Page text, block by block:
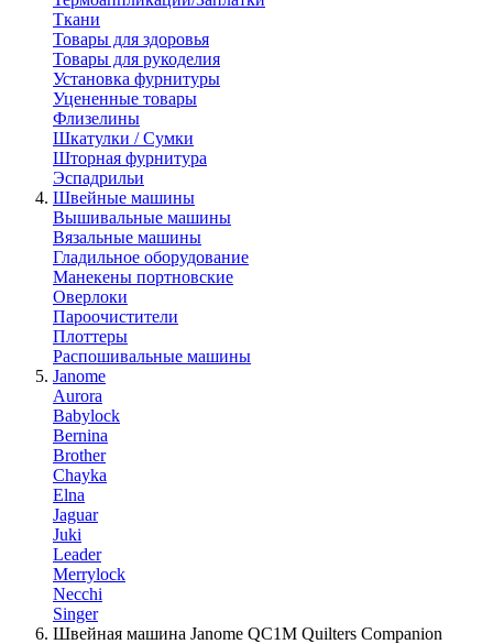
Ткани
Товары для здоровья
Товары для рукоделия
Установка фурнитуры
Уцененные товары
Флизелины
Шкатулки / Сумки
Шторная фурнитура
Эспадрильи
Швейные машины
Вышивальные машины
Вязальные машины
Гладильное оборудование
Манекены портновские
Оверлоки
Пароочистители
Плоттеры
Распошивальные машины
Janome
Aurora
Babylock
Bernina
Brother
Chayka
Elna
Jaguar
Juki
Leader
Merrylock
Necchi
Singer
Швейная машина Janome QC1M Quilters Companion